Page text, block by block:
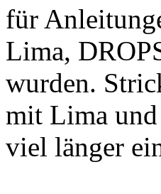
für
Lima,
wurden.
mit Lima
viel länger